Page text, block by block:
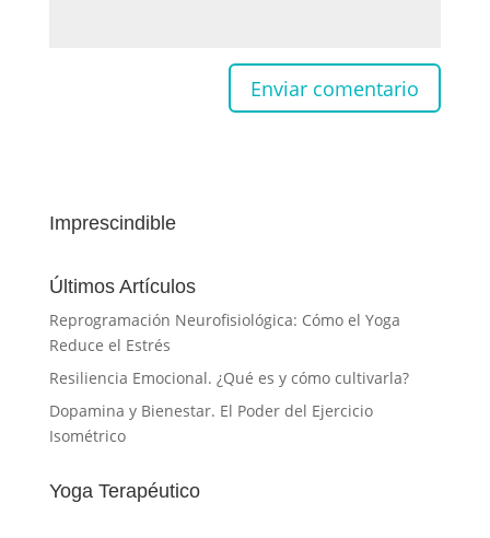
Imprescindible
Últimos Artículos
Reprogramación Neurofisiológica: Cómo el Yoga
Reduce el Estrés
Resiliencia Emocional. ¿Qué es y cómo cultivarla?
Dopamina y Bienestar. El Poder del Ejercicio
Isométrico
Yoga Terapéutico